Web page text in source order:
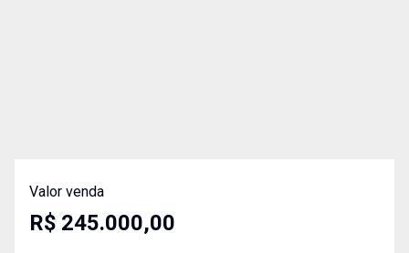
Valor venda
R$ 245.000,00